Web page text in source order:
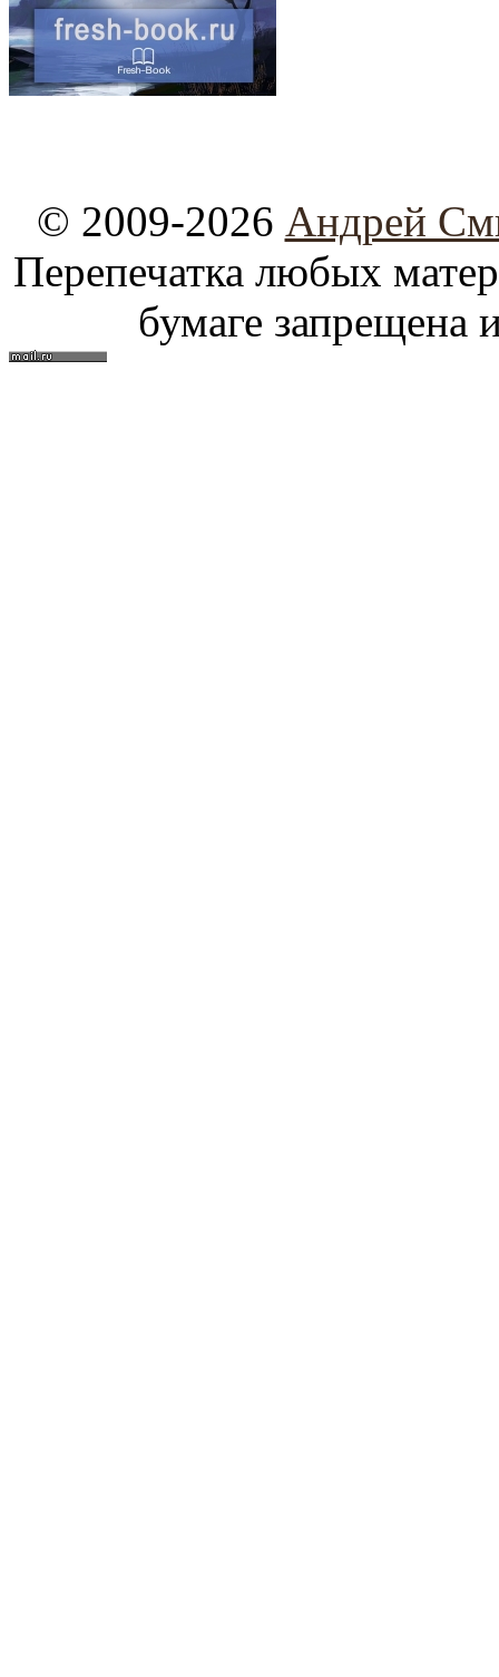
© 2009-2026 Андрей
Перепечатка любых
бумаге запрещена